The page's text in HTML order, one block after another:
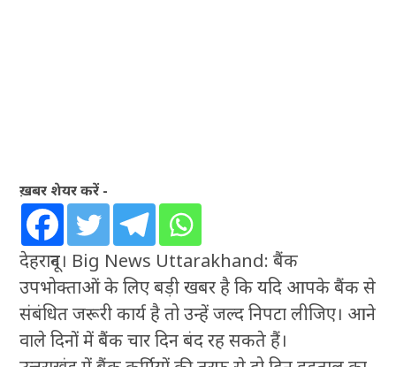
ख़बर शेयर करें -
देहरादून। Big News Uttarakhand: बैंक
उपभोक्ताओं के लिए बड़ी खबर है कि यदि आपके बैंक से
संबंधित जरूरी कार्य है तो उन्हें जल्द निपटा लीजिए। आने
वाले दिनों में बैंक चार दिन बंद रह सकते हैं।